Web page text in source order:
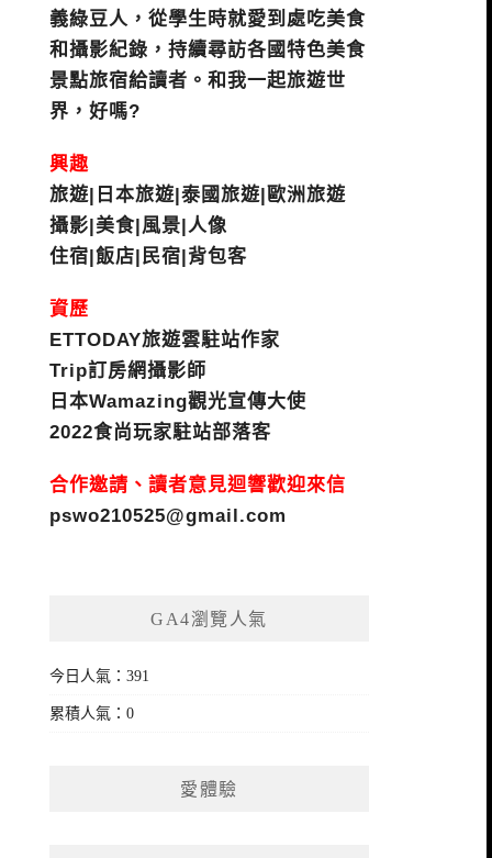
義綠豆人，從學生時就愛到處吃美食
和攝影紀錄，持續尋訪各國特色美食
景點旅宿給讀者。和我一起旅遊世
界，好嗎?
興趣
旅遊|日本旅遊|泰國旅遊|歐洲旅遊
攝影|美食|風景|人像
住宿|飯店|民宿|背包客
資歷
ETTODAY旅遊雲駐站作家
Trip訂房網攝影師
日本Wamazing觀光宣傳大使
2022食尚玩家駐站部落客
合作邀請、讀者意見迴響歡迎來信
pswo210525@gmail.com
GA4瀏覽人氣
今日人氣：391
累積人氣：0
愛體驗